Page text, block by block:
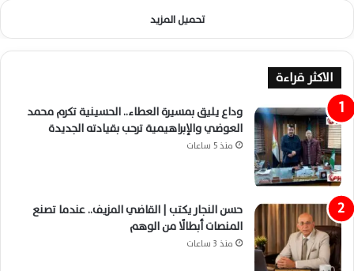
تحميل المزيد
الاكثر قراءة
وداع يليق بمسيرة العطاء.. الحسينية تكرم محمد
العوضي والإبراهيمية ترحب بقيادته الجديدة
منذ 5 ساعات
حسن النجار يكتب | القاضي المزيف.. عندما تصنع
المنصات أبطالًا من الوهم
منذ 3 ساعات